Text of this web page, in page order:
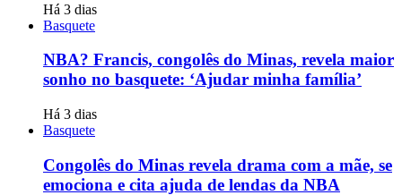
Há 3 dias
Basquete
NBA? Francis, congolês do Minas, revela maior
sonho no basquete: ‘Ajudar minha família’
Há 3 dias
Basquete
Congolês do Minas revela drama com a mãe, se
emociona e cita ajuda de lendas da NBA